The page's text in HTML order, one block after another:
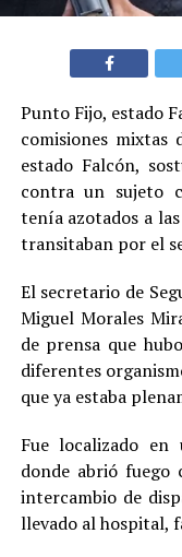
Punto Fijo, estado
comisiones mixtas
estado Falcón,
contra un sujeto
tenía azotados a
transitaban por el
El secretario de
Miguel Morales
de prensa que
diferentes
que ya estaba
Fue localizado
donde abrió fuego
intercambio de
llevado al hospital,